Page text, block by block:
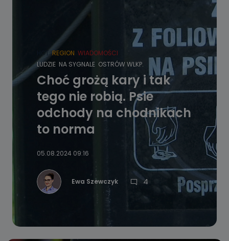
HOT REGION WIADOMOŚCI
LUDZIE NA SYGNALE OSTRÓW WLKP.
Choć grożą kary i tak
tego nie robią. Psie
odchody na chodnikach
to norma
05.08.2024 09:16
Ewa Szewczyk 4